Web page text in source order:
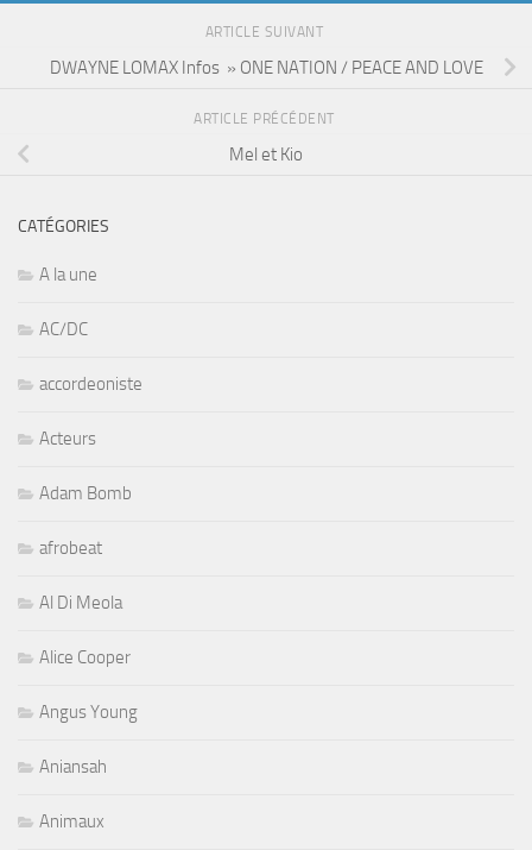
ARTICLE SUIVANT
DWAYNE LOMAX Infos » ONE NATION / PEACE AND LOVE
ARTICLE PRÉCÉDENT
Mel et Kio
CATÉGORIES
A la une
AC/DC
accordeoniste
Acteurs
Adam Bomb
afrobeat
Al Di Meola
Alice Cooper
Angus Young
Aniansah
Animaux